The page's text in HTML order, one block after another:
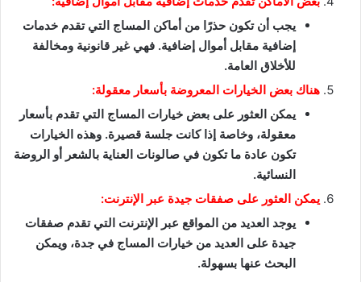
يجب أن تكون حذرًا من أماكن المساج التي تقدم خدمات
إضافية مقابل أموال إضافية. فهي غير قانونية ومخالفة
للأخلاق العامة.
هناك بعض الخيارات المعروضة بأسعار معقولة:
يمكن العثور على بعض خيارات المساج التي تقدم بأسعار
معقولة، وخاصة إذا كانت جلسة قصيرة. وهذه الخيارات
تكون عادة ما تكون في صالونات العناية بالشعر أو الروضة
النسائية.
يمكن العثور على صفقات جيدة عبر الإنترنت:
يوجد العديد من المواقع عبر الإنترنت التي تقدم صفقات
جيدة على العديد من خيارات المساج في جدة، ويمكن
البحث عنها بسهولة.